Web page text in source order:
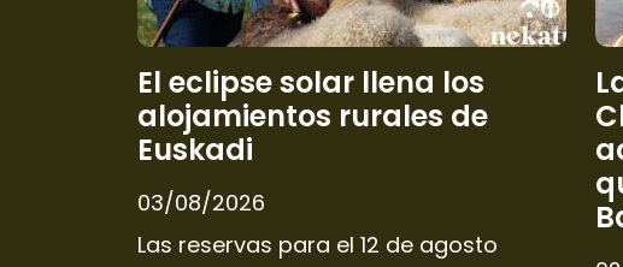
El eclipse solar llena los
alojamientos rurales de
Euskadi
03/08/2026
Las reservas para el 12 de agosto